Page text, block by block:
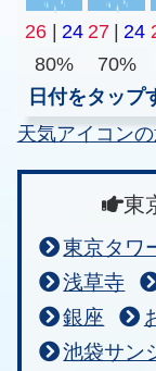
26 24 27 24
80%
70%
日付をタップ
天気アイコン
東
東京タワ
浅草寺
銀座
池袋サン